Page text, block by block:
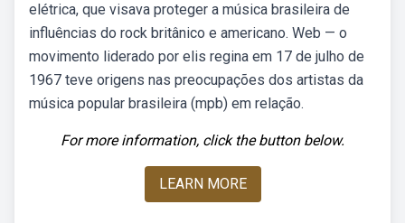
elétrica, que visava proteger a música brasileira de
influências do rock britânico e americano. Web — o
movimento liderado por elis regina em 17 de julho de
1967 teve origens nas preocupações dos artistas da
música popular brasileira (mpb) em relação.
For more information, click the button below.
LEARN MORE